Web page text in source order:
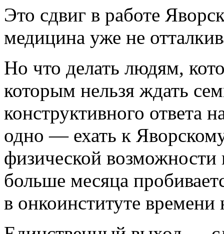
Это сдвиг в работе
медицина уже не
Но что делать людям,
которым нельзя ждать
конструктивного ответа
одно — ехать к
физической возможности
больше месяца
в онкоинституте